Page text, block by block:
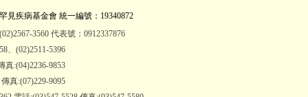
見疾病基金會 統一編號：19340872
3560 代表號：0912337876
、(02)2511-5396
真:(04)2236-9853
真:(07)229-9095